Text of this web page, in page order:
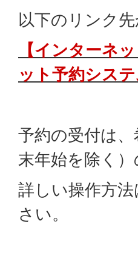
以下のリンク
【インターネッ
ット予約シス
予約の受付は
末年始を除く
詳しい操作方
さい。